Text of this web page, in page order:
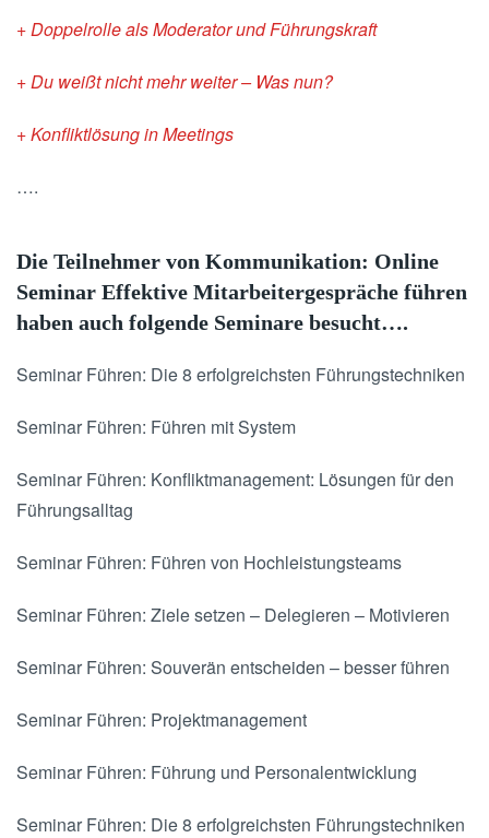
+ Doppelrolle als Moderator und Führungskraft
+ Du weißt nicht mehr weiter – Was nun?
+ Konfliktlösung in Meetings
….
Die Teilnehmer von Kommunikation: Online
Seminar Effektive Mitarbeitergespräche führen
haben auch folgende Seminare besucht….
Seminar Führen: Die 8 erfolgreichsten Führungstechniken
Seminar Führen: Führen mit System
Seminar Führen: Konfliktmanagement: Lösungen für den
Führungsalltag
Seminar Führen: Führen von Hochleistungsteams
Seminar Führen: Ziele setzen – Delegieren – Motivieren
Seminar Führen: Souverän entscheiden – besser führen
Seminar Führen: Projektmanagement
Seminar Führen: Führung und Personalentwicklung
Seminar Führen: Die 8 erfolgreichsten Führungstechniken